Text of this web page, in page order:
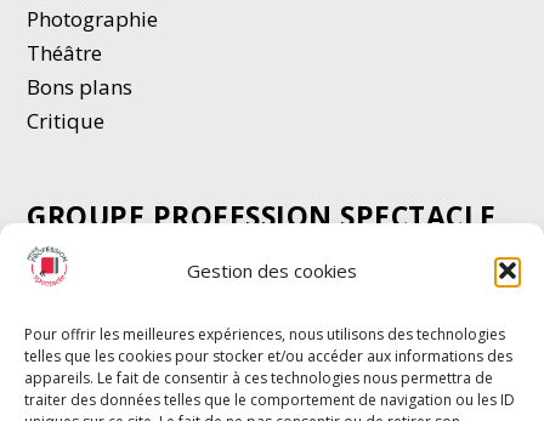
Gestion des cookies
Pour offrir les meilleures expériences, nous utilisons des technologies
telles que les cookies pour stocker et/ou accéder aux informations des
appareils. Le fait de consentir à ces technologies nous permettra de
traiter des données telles que le comportement de navigation ou les ID
Photographie
Théâtre
Bons plans
Critique
GROUPE PROFESSION SPECTACLE
Chèque Intermittents
Chèque Compta
Chèque Emploi Spectacle
G-Pods